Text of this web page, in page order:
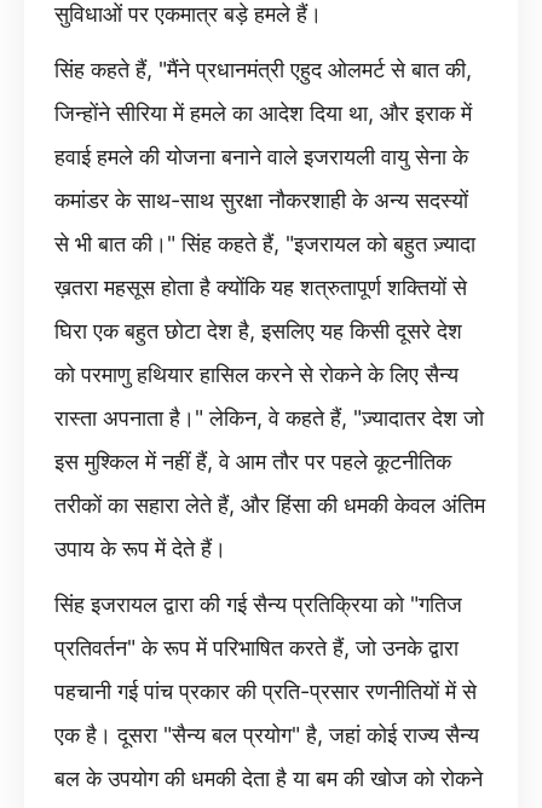
सुविधाओं पर एकमात्र बड़े हमले हैं।
सिंह कहते हैं, "मैंने प्रधानमंत्री एहुद ओलमर्ट से बात की,
जिन्होंने सीरिया में हमले का आदेश दिया था, और इराक में
हवाई हमले की योजना बनाने वाले इजरायली वायु सेना के
कमांडर के साथ-साथ सुरक्षा नौकरशाही के अन्य सदस्यों
से भी बात की।" सिंह कहते हैं, "इजरायल को बहुत ज़्यादा
ख़तरा महसूस होता है क्योंकि यह शत्रुतापूर्ण शक्तियों से
घिरा एक बहुत छोटा देश है, इसलिए यह किसी दूसरे देश
को परमाणु हथियार हासिल करने से रोकने के लिए सैन्य
रास्ता अपनाता है।" लेकिन, वे कहते हैं, "ज़्यादातर देश जो
इस मुश्किल में नहीं हैं, वे आम तौर पर पहले कूटनीतिक
तरीकों का सहारा लेते हैं, और हिंसा की धमकी केवल अंतिम
उपाय के रूप में देते हैं।
सिंह इजरायल द्वारा की गई सैन्य प्रतिक्रिया को "गतिज
प्रतिवर्तन" के रूप में परिभाषित करते हैं, जो उनके द्वारा
पहचानी गई पांच प्रकार की प्रति-प्रसार रणनीतियों में से
एक है। दूसरा "सैन्य बल प्रयोग" है, जहां कोई राज्य सैन्य
बल के उपयोग की धमकी देता है या बम की खोज को रोकने